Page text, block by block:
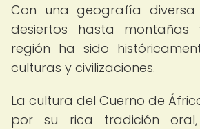
Con una geografía
desiertos hasta montañas
región ha sido
culturas y civilizaciones.
La cultura del Cuerno de
por su rica tradición